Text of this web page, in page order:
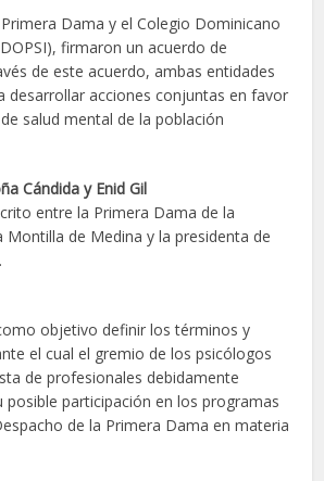
Dama y el Colegio Dominicano
firmaron un acuerdo de
de este acuerdo, ambas entidades
desarrollar acciones conjuntas en favor
salud mental de la población
Cándida y Enid Gil
entre la Primera Dama de la
Montilla de Medina y la presidenta de
objetivo definir los términos y
el cual el gremio de los psicólogos
de profesionales debidamente
posible participación en los programas
de la Primera Dama en materia